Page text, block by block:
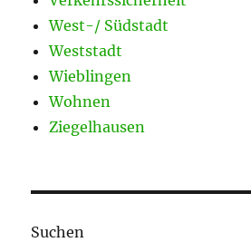
West-/ Südstadt
Weststadt
Wieblingen
Wohnen
Ziegelhausen
Suchen